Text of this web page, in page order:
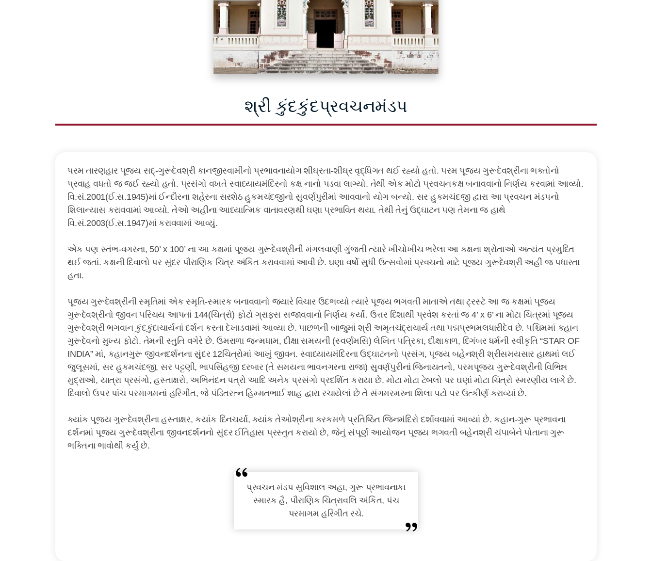
શ્રી કુંદકુંદપ્રવચનમંડપ
પરમ તારણહાર પૂજ્ય સદ્-ગુરૂદેવશ્રી કાનજીસ્વામીનો પ્રભાવનાયોગ શીઘ્રતા-શીઘ્ર વૃદ્ધિગત થઈ રહ્યો હતો. પરમ પૂજય ગુરૂદેવશ્રીના ભક્તોનો
પ્રવાહ વધતો જ જઈ રહ્યો હતો. પ્રસંગો વખતે સ્વાધ્યાયમંદિરનો કક્ષ નાનો પડવા લાગ્યો. તેથી એક મોટો પ્રવચનકક્ષ બનાવવાનો નિર્ણય કરવામાં આવ્યો.
વિ.સં.2001(ઈ.સ.1945)માં ઈન્દૌરના શહેરના સરશેઠ હુકમચંદજીનો સુવર્ણપુરીમાં આવવાનો યોગ બન્યો. સર હુકમચંદજી દ્વારા આ પ્રવચન મંડપનો
શિલાન્યાસ કરાવવામાં આવ્યો. તેઓ અહીંના આધ્યાત્મિક વાતાવરણથી ઘણા પ્રભાવિત થયા. તેથી તેનું ઉદ્ઘાટન પણ તેમના જ હાથે
વિ.સં.2003(ઈ.સ.1947)માં કરાવવામાં આવ્યું.
એક પણ સ્તંભ-વગરના, 50’ x 100’ ના આ કક્ષમાં પૂજ્ય ગુરૂદેવશ્રીની મંગલવાણી ગુંજતી ત્યારે ખીચોખીચ ભરેલા આ કક્ષના શ્રોતાઓ અત્યંત પ્રમુદિત
થઈ જતાં. કક્ષની દિવાલો પર સુંદર પૌરાણિક ચિત્ર અંકિત કરાવવામાં આવી છે. ઘણા વર્ષો સુધી ઉત્સવોમાં પ્રવચનો માટે પૂજ્ય ગુરૂદેવશ્રી અહીં જ પધારતા
હતા.
પૂજ્ય ગુરૂદેવશ્રીની સ્મૃતિમાં એક સ્મૃતિ-સ્મારક બનાવવાનો જ્યારે વિચાર ઉદભવ્યો ત્યારે પૂજ્ય ભગવતી માતાએ તથા ટ્રસ્ટે આ જ કક્ષમાં પૂજ્ય
ગુરૂદેવશ્રીનો જીવન પરિચય આપતાં 144(ચિત્રો) ફોટો ગ્રાફસ સજાવવાનો નિર્ણય કર્યો. ઉત્તર દિશાથી પ્રવેશ કરતાં જ 4’ x 6’ ના મોટા ચિત્રમાં પૂજ્ય
ગુરૂદેવશ્રી ભગવાન કુંદકુંદાચાર્યનાં દર્શન કરતા દેખાડવામાં આવ્યા છે. પાછળની બાજુમાં શ્રી અમૃતચંદ્રાચાર્ય તથા પદ્મપ્રભમલધારીદેવ છે. પશ્ચિમમાં કહાન
ગુરૂદેવનો મુખ્ય ફોટો. તેમની સ્તુતિ વગેરે છે. ઉમરાળા જન્મધામ, દીક્ષા સમયની (સ્વર્ણમસિ) લેખિત પત્રિકા, દીક્ષાકાળ, દિગંબર ધર્મની સ્વીકૃતિ “STAR OF
INDIA” માં, કહાનગુરૂ જીવનદર્શનના સુંદર 12ચિત્રોમાં આખું જીવન. સ્વાધ્યાયમંદિરના ઉદ્ઘાટનનો પ્રસંગ, પૂજ્ય બહેનશ્રી શ્રીસમયસાર હાથમાં લઈ
જુલૂસમાં, સર હુકમચંદજી, સર પટ્ટણી, ભાપસિંહજી દરબાર (તે સમયના ભાવનગરના રાજા) સુવર્ણપુરીનાં જિનાયતનો, પરમપૂજ્ય ગુરૂદેવશ્રીની વિભિન્ન
મુદ્રાઓ, યાત્રા પ્રસંગો, હસ્તાક્ષરો, અભિનંદન પત્રો આદિ અનેક પ્રસંગો પ્રદર્શિત કરાયા છે. મોટા મોટા ટેબલો પર ઘણાં મોટા ચિત્રો સ્મરણીય લાગે છે.
દિવાલો ઉપર પાંચ પરમાગમનાં હરિગીત, જે પંડિતરત્ન હિમ્મતભાઈ શાહ દ્વારા રચાયેલાં છે તે સંગમરમરના શિલા પટો પર ઉત્કીર્ણ કરાવ્યાં છે.
ક્યાંક પૂજ્ય ગુરૂદેવશ્રીના હસ્તાક્ષર, કયાંક દિનચર્યા, ક્યાંક તેઓશ્રીના કરકમળે પ્રતિષ્ઠિત જિનમંદિરો દર્શાવવામાં આવ્યાં છે. કહાન-ગુરૂ પ્રભાવના
દર્શનમાં પૂજ્ય ગુરૂદેવશ્રીના જીવનદર્શનનો સુંદર ઈતિહાસ પ્રસ્તુત કરાયો છે, જેનું સંપૂર્ણ આયોજન પૂજ્ય ભગવતી બહેનશ્રી ચંપાબેને પોતાના ગુરૂ
ભક્તિના ભાવોથી કર્યું છે.
પ્રવચન મંડપ સુવિશાલ અહા, ગુરૂ પ્રભાવનાકા
સ્મારક હૈ, પૌરાણિક ચિત્રાવલિ અંકિત, પંચ
પરમાગમ હરિગીત રચે.